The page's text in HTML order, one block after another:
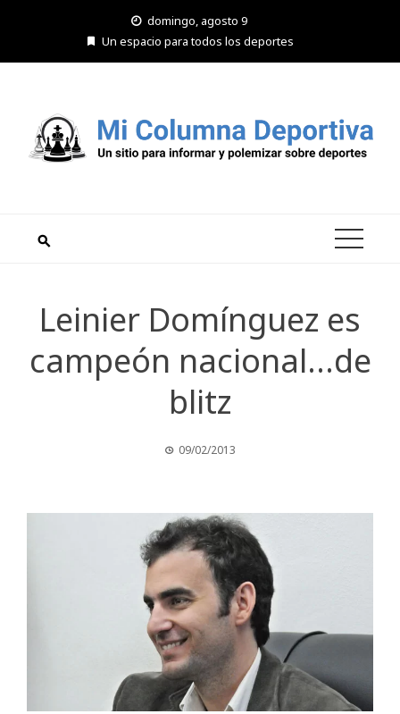
domingo, agosto 9
Un espacio para todos los deportes
Leinier Domínguez es
campeón nacional…de
blitz
09/02/2013